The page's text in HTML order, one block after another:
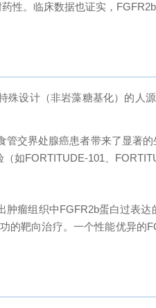
性。临床数据也证实，
设计（非岩藻糖基化）的人
交界处腺癌患者带来了显著
如FORTITUDE-101、
瘤组织中FGFR2b蛋白过表
的靶向治疗。一个性能优异的